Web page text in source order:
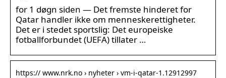
for 1 døgn siden — Det fremste hinderet for
Qatar handler ikke om menneskerettigheter.
Det er i stedet sportslig: Det europeiske
fotballforbundet (UEFA) tillater …
https:// www.nrk.no › nyheter › vm-i-qatar-1.12912997